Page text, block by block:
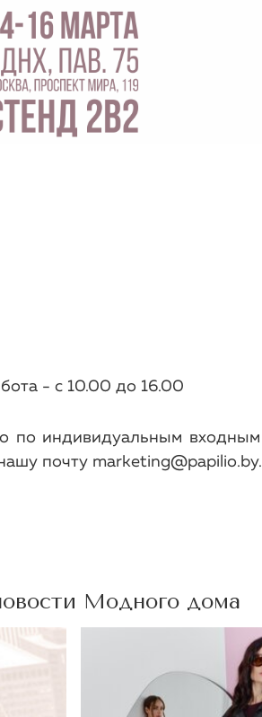
- с 10.00 до 16.00
по индивидуальным
почту marketing@papilio.by.
Модного дома